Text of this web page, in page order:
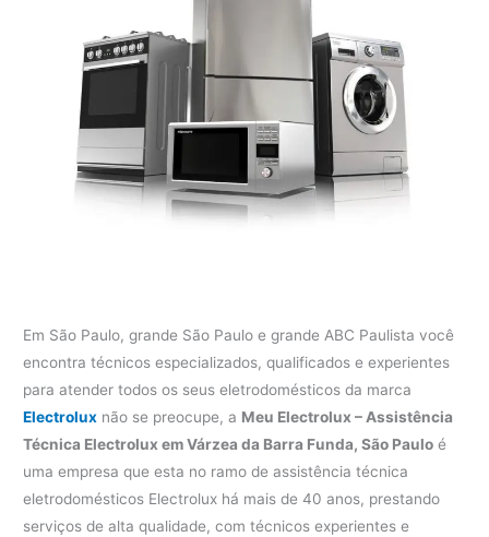
Em São Paulo, grande São Paulo e grande ABC Paulista você
encontra técnicos especializados, qualificados e experientes
para atender todos os seus eletrodomésticos da marca
Electrolux não se preocupe, a Meu Electrolux – Assistência
Técnica Electrolux em Várzea da Barra Funda, São Paulo é
uma empresa que esta no ramo de assistência técnica
eletrodomésticos Electrolux há mais de 40 anos, prestando
serviços de alta qualidade, com técnicos experientes e